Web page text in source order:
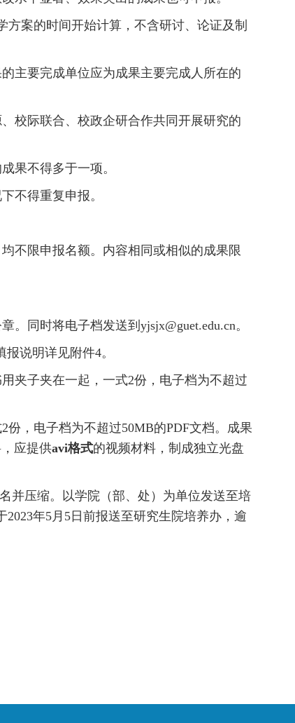
方案的时间开始计算，不含研讨、论证及制
主要完成单位应为成果主要完成人所在的
校际联合、校政企研合作共同开展研究的
果不得多于一项。
不得重复申报。
不限申报名额。内容相同或相似的成果限
同时将电子档发送到yjsjx@guet.edu.cn。
说明详见附件4。
夹子夹在一起，一式2份，电子档为不超过
份，电子档为不超过50MB的PDF文档。成果
应提供avi格式的视频材料，制成独立光盘
并压缩。以学院（部、处）为单位发送至培
年5月5日前报送至研究生院培养办，逾